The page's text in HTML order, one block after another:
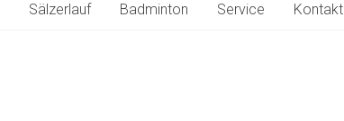
Sälzerlauf Badminton Service Kontakt